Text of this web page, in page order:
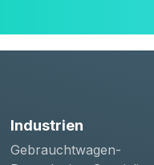
Industrien
Gebrauchtwagen-